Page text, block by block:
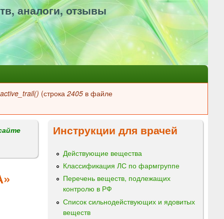
аналоги, отзывы
(строка 2405 в файле
Инструкции для врачей
Действующие вещества
Классификация ЛС по фармгруппе
Перечень веществ, подлежащих
контролю в РФ
Список сильнодействующих и ядовитых
веществ